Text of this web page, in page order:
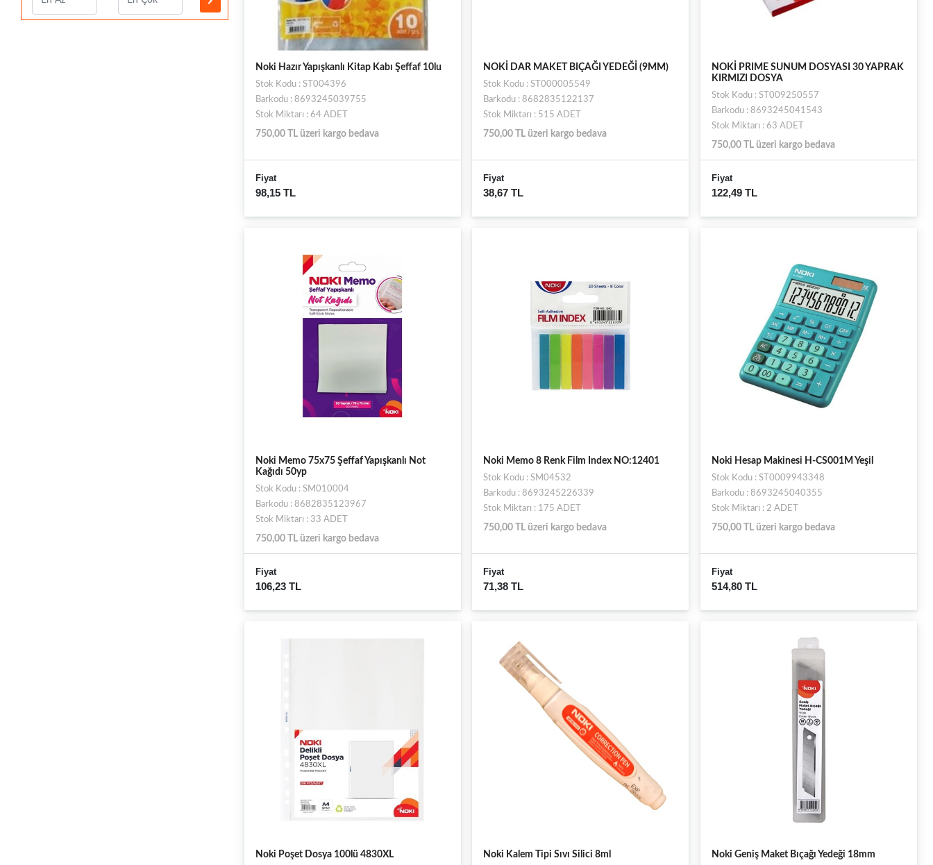
Noki Hazır Yapışkanlı Kitap Kabı Şeffaf 10lu
Stok Kodu : ST004396
Barkodu : 8693245039755
Stok Miktarı : 64 ADET
750,00 TL üzeri kargo bedava
Fiyat
98,15 TL
NOKİ DAR MAKET BIÇAĞI YEDEĞİ (9MM)
Stok Kodu : ST000005549
Barkodu : 8682835122137
Stok Miktarı : 515 ADET
750,00 TL üzeri kargo bedava
Fiyat
38,67 TL
NOKİ PRIME SUNUM DOSYASI 30 YAPRAK
KIRMIZI DOSYA
Stok Kodu : ST009250557
Barkodu : 8693245041543
Stok Miktarı : 63 ADET
750,00 TL üzeri kargo bedava
Fiyat
122,49 TL
Noki Memo 75x75 Şeffaf Yapışkanlı Not
Kağıdı 50yp
Stok Kodu : SM010004
Barkodu : 8682835123967
Stok Miktarı : 33 ADET
750,00 TL üzeri kargo bedava
Fiyat
106,23 TL
Noki Memo 8 Renk Film Index NO:12401
Stok Kodu : SM04532
Barkodu : 8693245226339
Stok Miktarı : 175 ADET
750,00 TL üzeri kargo bedava
Fiyat
71,38 TL
Noki Hesap Makinesi H-CS001M Yeşil
Stok Kodu : ST0009943348
Barkodu : 8693245040355
Stok Miktarı : 2 ADET
750,00 TL üzeri kargo bedava
Fiyat
514,80 TL
Noki Poşet Dosya 100lü 4830XL Noki Kalem Tipi Sıvı Silici 8ml Noki Geniş Maket Bıçağı Yedeği 18mm